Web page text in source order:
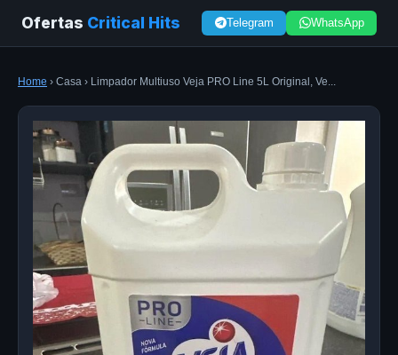
Ofertas Critical Hits Telegram WhatsApp
Home › Casa › Limpador Multiuso Veja PRO Line 5L Original, Ve...